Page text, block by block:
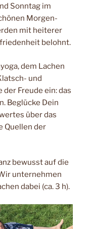
Sonntag im
Morgen-
mit heiterer
belohnt.
dem Lachen
und
Freude ein: das
Beglücke Dein
über das
Quellen der
bewusst auf die
unternehmen
dabei (ca. 3 h).